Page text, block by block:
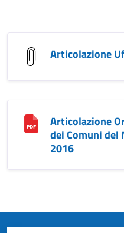
Articolazione
Articolazione
dei Comuni del
2016